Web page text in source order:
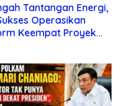
Tantangan Energi,
Operasikan
Keempat Proyek